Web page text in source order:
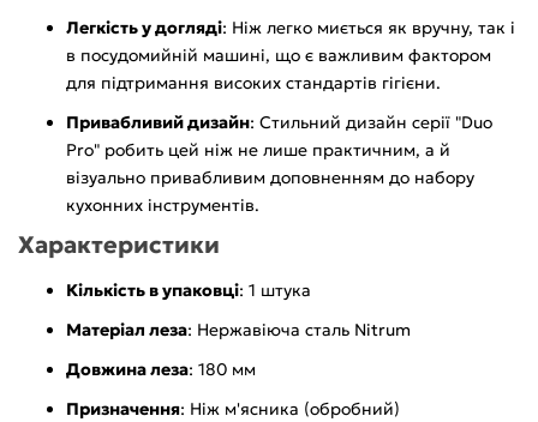
Легкість у догляді: Ніж легко миється як вручну, так і
в посудомийній машині, що є важливим фактором
для підтримання високих стандартів гігієни.
Привабливий дизайн: Стильний дизайн серії "Duo
Pro" робить цей ніж не лише практичним, а й
візуально привабливим доповненням до набору
кухонних інструментів.
Характеристики
Кількість в упаковці: 1 штука
Матеріал леза: Нержавіюча сталь Nitrum
Довжина леза: 180 мм
Призначення: Ніж м'ясника (обробний)